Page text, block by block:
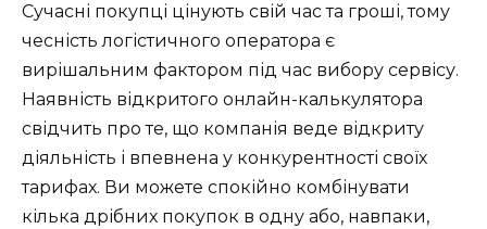
Сучасні покупці цінують свій час та гроші, тому
чесність логістичного оператора є
вирішальним фактором під час вибору сервісу.
Наявність відкритого онлайн-калькулятора
свідчить про те, що компанія веде відкриту
діяльність і впевнена у конкурентності своїх
тарифах. Ви можете спокійно комбінувати
кілька дрібних покупок в одну або, навпаки,